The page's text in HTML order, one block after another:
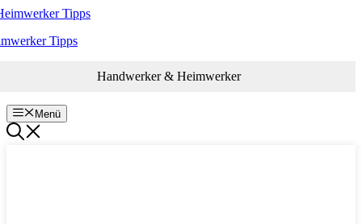
Zum
springenTipps
Handwerker & Heimwerker
Menü